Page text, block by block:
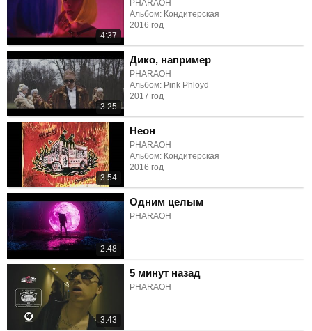
4:37
PHARAOH
Альбом: Кондитерская
2016 год
3:25
Дико, например
PHARAOH
Альбом: Pink Phloyd
2017 год
3:54
Неон
PHARAOH
Альбом: Кондитерская
2016 год
2:48
Одним целым
PHARAOH
3:43
5 минут назад
PHARAOH